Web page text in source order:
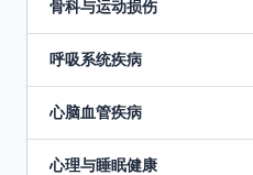
骨科与运动损伤
呼吸系统疾病
心脑血管疾病
心理与睡眠健康